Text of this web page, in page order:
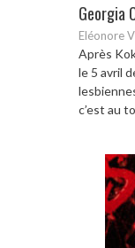
Georgia
Eléonore
Après
le 5 avril
c’est au